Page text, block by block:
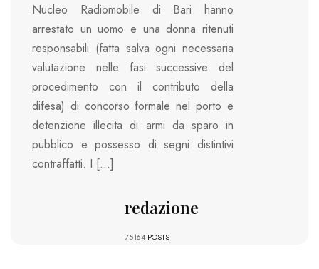
Nucleo Radiomobile di Bari hanno
arrestato un uomo e una donna ritenuti
responsabili (fatta salva ogni necessaria
valutazione nelle fasi successive del
procedimento con il contributo della
difesa) di concorso formale nel porto e
detenzione illecita di armi da sparo in
pubblico e possesso di segni distintivi
contraffatti. I […]
redazione
75164 POSTS